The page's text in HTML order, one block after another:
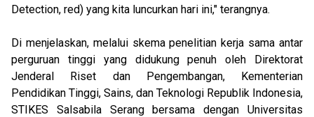
Detection, red) yang kita luncurkan hari ini," terangnya.
Di menjelaskan, melalui skema penelitian kerja sama antar
perguruan tinggi yang didukung penuh oleh Direktorat
Jenderal Riset dan Pengembangan, Kementerian
Pendidikan Tinggi, Sains, dan Teknologi Republik Indonesia,
STIKES Salsabila Serang bersama dengan Universitas